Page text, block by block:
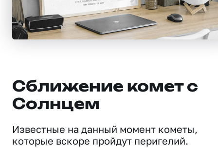
Сближение комет с
Солнцем
Известные на данный момент кометы,
которые вскоре пройдут перигелий.